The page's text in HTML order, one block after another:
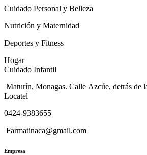
Cuidado Personal y Belleza
Nutrición y Maternidad
Deportes y Fitness
Hogar
Cuidado Infantil
Maturín, Monagas. Calle Azcúe, detrás de
Locatel
0424-9383655
Farmatinaca@gmail.com
Empresa